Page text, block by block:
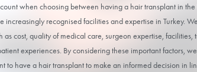
In den letzten Jahren haben sich Reiseziele
wichtigen Zielen auf dem Gebiet der
aus der ganzen Welt an, die sich einer